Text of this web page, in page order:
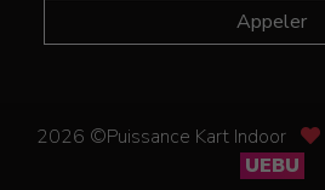
Appeler
2026 ©Puissance Kart Indoor
UEBU